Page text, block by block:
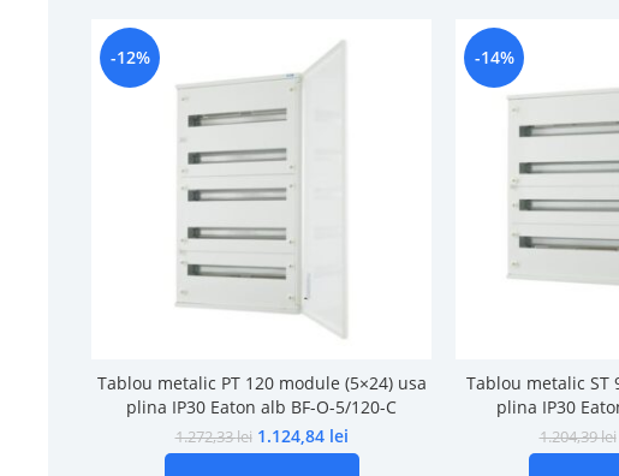
-12%
Tablou metalic PT 120 module (5×24) usa
plina IP30 Eaton alb BF-O-5/120-C
1.272,33lei 1.124,84 lei
-14%
Tablou metalic ST
plina IP30
1.204,39lei